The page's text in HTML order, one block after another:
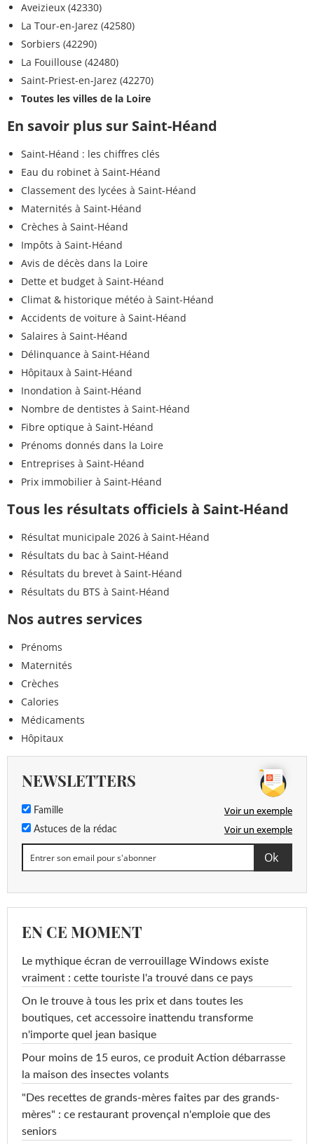
Aveizieux (42330)
La Tour-en-Jarez (42580)
Sorbiers (42290)
La Fouillouse (42480)
Saint-Priest-en-Jarez (42270)
Toutes les villes de la Loire
En savoir plus sur Saint-Héand
Saint-Héand : les chiffres clés
Eau du robinet à Saint-Héand
Classement des lycées à Saint-Héand
Maternités à Saint-Héand
Crèches à Saint-Héand
Impôts à Saint-Héand
Avis de décès dans la Loire
Dette et budget à Saint-Héand
Climat & historique météo à Saint-Héand
Accidents de voiture à Saint-Héand
Salaires à Saint-Héand
Délinquance à Saint-Héand
Hôpitaux à Saint-Héand
Inondation à Saint-Héand
Nombre de dentistes à Saint-Héand
Fibre optique à Saint-Héand
Prénoms donnés dans la Loire
Entreprises à Saint-Héand
Prix immobilier à Saint-Héand
Tous les résultats officiels à Saint-Héand
Résultat municipale 2026 à Saint-Héand
Résultats du bac à Saint-Héand
Résultats du brevet à Saint-Héand
Résultats du BTS à Saint-Héand
Nos autres services
Prénoms
Maternités
Crèches
Calories
Médicaments
Hôpitaux
NEWSLETTERS
Famille Voir un exemple
Astuces de la rédac Voir un exemple
EN CE MOMENT
Le mythique écran de verrouillage Windows existe
vraiment : cette touriste l'a trouvé dans ce pays
On le trouve à tous les prix et dans toutes les
boutiques, cet accessoire inattendu transforme
n'importe quel jean basique
Pour moins de 15 euros, ce produit Action débarrasse
la maison des insectes volants
"Des recettes de grands-mères faites par des grands-
mères" : ce restaurant provençal n'emploie que des
seniors